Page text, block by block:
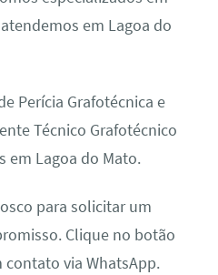
em Lagoa do
Perícia Grafotécnica e
Técnico Grafotécnico
em Lagoa do Mato.
para solicitar um
Clique no botão
via WhatsApp.